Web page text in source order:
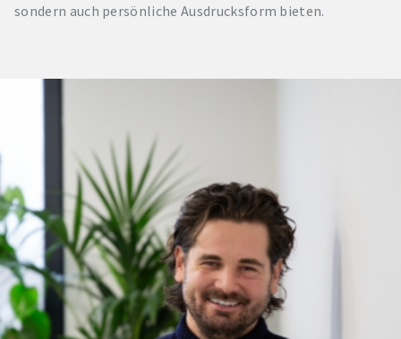
sondern auch persönliche Ausdrucksform bieten.